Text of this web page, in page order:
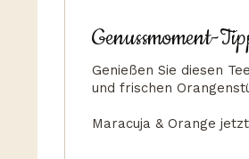
Genussmoment-
Genießen Sie diesen
und frischen
Maracuja & Orange